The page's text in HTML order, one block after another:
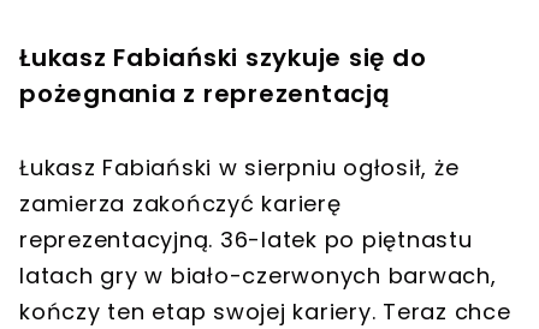
Łukasz Fabiański szykuje się do
pożegnania z reprezentacją
Łukasz Fabiański w sierpniu ogłosił, że
zamierza zakończyć karierę
reprezentacyjną. 36-latek po piętnastu
latach gry w biało-czerwonych barwach,
kończy ten etap swojej kariery. Teraz chce